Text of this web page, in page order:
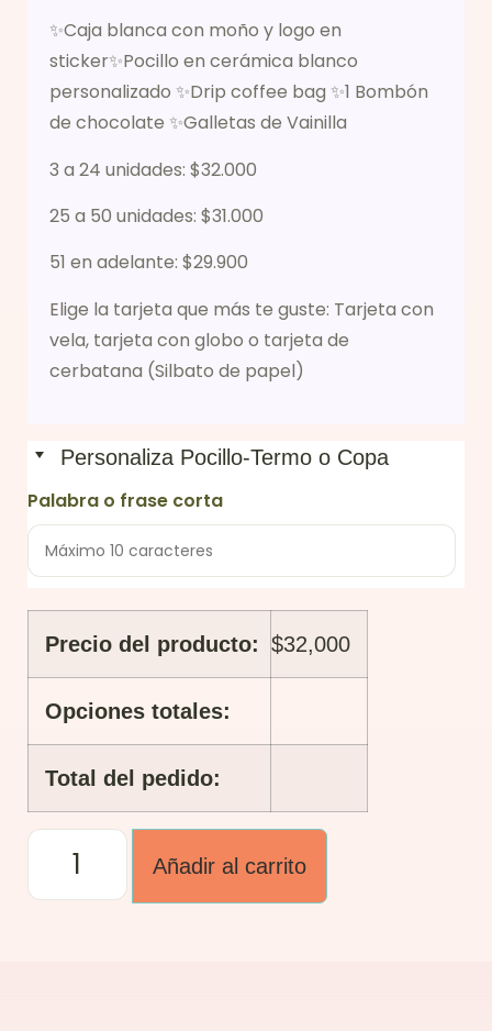
✨Caja blanca con moño y logo en
sticker✨Pocillo en cerámica blanco
personalizado ✨Drip coffee bag ✨1 Bombón
de chocolate ✨Galletas de Vainilla
3 a 24 unidades: $32.000
25 a 50 unidades: $31.000
51 en adelante: $29.900
Elige la tarjeta que más te guste: Tarjeta con
vela, tarjeta con globo o tarjeta de
cerbatana (Silbato de papel)
Personaliza Pocillo-Termo o Copa
Palabra o frase corta
Precio del producto: $32,000
Opciones totales:
Total del pedido:
Añadir al carrito